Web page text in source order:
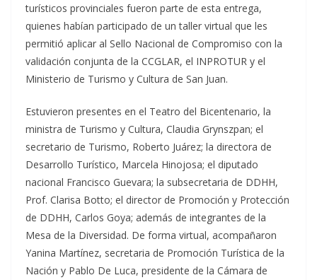
turísticos provinciales fueron parte de esta entrega,
quienes habían participado de un taller virtual que les
permitió aplicar al Sello Nacional de Compromiso con la
validación conjunta de la CCGLAR, el INPROTUR y el
Ministerio de Turismo y Cultura de San Juan.
Estuvieron presentes en el Teatro del Bicentenario, la
ministra de Turismo y Cultura, Claudia Grynszpan; el
secretario de Turismo, Roberto Juárez; la directora de
Desarrollo Turístico, Marcela Hinojosa; el diputado
nacional Francisco Guevara; la subsecretaria de DDHH,
Prof. Clarisa Botto; el director de Promoción y Protección
de DDHH, Carlos Goya; además de integrantes de la
Mesa de la Diversidad. De forma virtual, acompañaron
Yanina Martínez, secretaria de Promoción Turística de la
Nación y Pablo De Luca, presidente de la Cámara de